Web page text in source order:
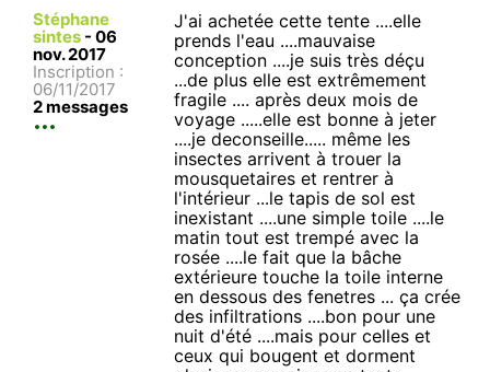
Stéphane
sintes - 06
nov. 2017
Inscription :
06/11/2017
2 messages
J'ai achetée cette tente ....elle
prends l'eau ....mauvaise
conception ....je suis très déçu
...de plus elle est extrêmement
fragile .... après deux mois de
voyage .....elle est bonne à jeter
....je deconseille..... même les
insectes arrivent à trouer la
mousquetaires et rentrer à
l'intérieur ...le tapis de sol est
inexistant ....une simple toile ....le
matin tout est trempé avec la
rosée ....le fait que la bâche
extérieure touche la toile interne
en dessous des fenetres ... ça crée
des infiltrations ....bon pour une
nuit d'été ....mais pour celles et
ceux qui bougent et dorment